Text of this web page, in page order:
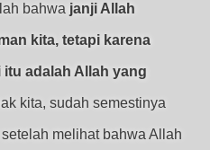
bahwa janji Allah
kita, tetapi karena
adalah Allah yang
kita, sudah semestinya
melihat bahwa Allah